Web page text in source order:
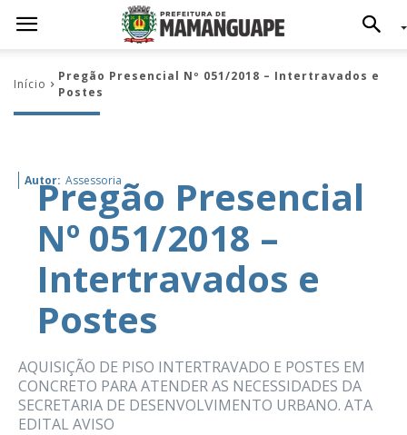
Início
Pregão Presencial Nº 051/2018 – Intertravados e
Postes
Autor: Assessoria
Pregão Presencial
Nº 051/2018 –
Intertravados e
Postes
AQUISIÇÃO DE PISO INTERTRAVADO E POSTES EM
CONCRETO PARA ATENDER AS NECESSIDADES DA
SECRETARIA DE DESENVOLVIMENTO URBANO. ATA
EDITAL AVISO